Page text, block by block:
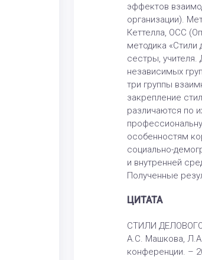
эффектов
организации).
Кеттелла, ОСС
методика
сестры, учителя.
независимых
три группы
закрепление
различаются по
особенностям
социально-
и внутренней
Полученные
ЦИТАТА
СТИЛИ
А.С. Машкова,
конференции. –